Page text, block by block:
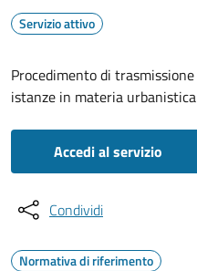
Servizio attivo
Procedimento di
istanze in materia urbanistica
Accedi al servizio
Condividi
Normativa di riferimento